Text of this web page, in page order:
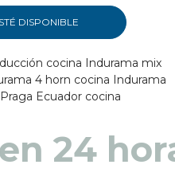
DISPONIBLE
cocina Indurama mix
4 horn cocina Indurama
Ecuador cocina
24